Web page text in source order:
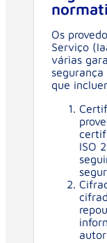
Os
Serviço
várias
que
ISO